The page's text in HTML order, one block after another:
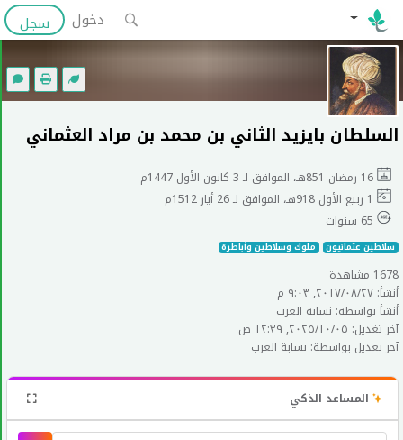
دخول سجل
السلطان بايزيد الثاني بن محمد بن مراد العثماني
سلاطين عثمانيون ملوك وسلاطين وأباطرة
1678 مشاهدة
أنشأ: ٢٧‏/٠٨‏/٢٠١٧, ٩:٠٣ م
أنشأ بواسطة: نسابة العرب
آخر تغديل: ٠٥‏/١٠‏/٢٠٢٥, ١٢:٣٩ ص
آخر تغديل بواسطة: نسابة العرب
المساعد الذكي